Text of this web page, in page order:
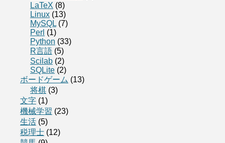
LaTeX (8)
Linux (13)
MySQL (7)
Perl (1)
Python (33)
R言語 (5)
Scilab (2)
SQLite (2)
ボードゲーム (13)
将棋 (3)
文字 (1)
機械学習 (23)
生活 (5)
税理士 (12)